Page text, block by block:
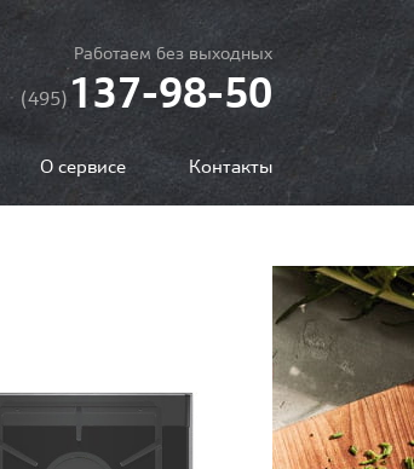
Работаем без выходных
(495)137-98-50
О сервисе Контакты